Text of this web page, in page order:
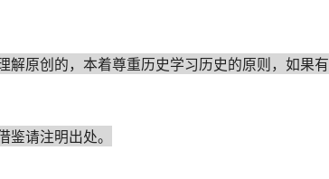
解原创的，本着尊重历史学习历史的原则，如果有
请注明出处。